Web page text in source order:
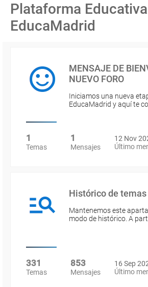
Plataforma Educativa
EducaMadrid
MENSAJE DE
NUEVO FORO
Iniciamos una nueva
EducaMadrid y aquí te
1
Temas
1
Mensajes
12 Nov
Último
Histórico de temas
Mantenemos este
modo de histórico. A
331
Temas
853
Mensajes
16 Sep
Último